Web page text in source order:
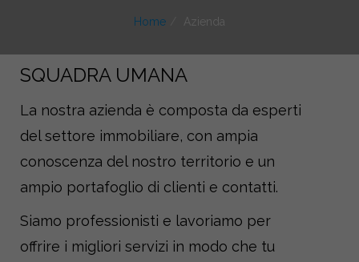
Home Azienda
SQUADRA UMANA
La nostra azienda è composta da esperti
del settore immobiliare, con ampia
conoscenza del nostro territorio e un
ampio portafoglio di clienti e contatti.
Siamo professionisti e lavoriamo per
offrire i migliori servizi in modo che tu